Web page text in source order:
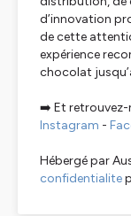
d’innovation
de cette
expérience
chocolat
➡️ Et retrouvez-
Instagram -
Hébergé par
confidentialite